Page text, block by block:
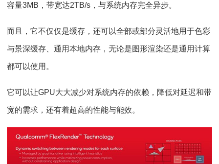
容量3MB，带宽达2TB/s，与系统内存完全异步。
而且，它不仅仅是缓存，还可以全部或部分灵活地用于色彩
与景深缓存、通用本地内存，无论是图形渲染还是通用计算
都可以使用。
它可以让GPU大大减少对系统内存的依赖，降低对延迟和带
宽的需求，还有着超高的性能与能效。